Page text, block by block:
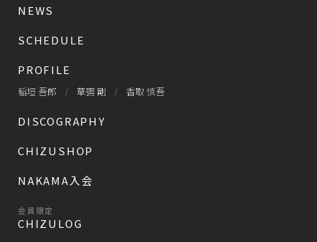
NEWS
SCHEDULE
PROFILE
稲垣 吾郎 草彅 剛 香取 慎吾
DISCOGRAPHY
CHIZUSHOP
NAKAMA入会
会員限定
CHIZULOG